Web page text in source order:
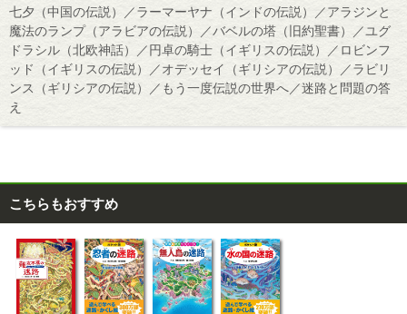
七夕（中国の伝説）／ラーマーヤナ（インドの伝説）／アラジンと
魔法のランプ（アラビアの伝説）／バベルの塔（旧約聖書）／ユグ
ドラシル（北欧神話）／円卓の騎士（イギリスの伝説）／ロビンフ
ッド（イギリスの伝説）／オデッセイ（ギリシアの伝説）／ラビリ
ンス（ギリシアの伝説）／もう一度伝説の世界へ／迷路と問題の答
え
こちらもおすすめ